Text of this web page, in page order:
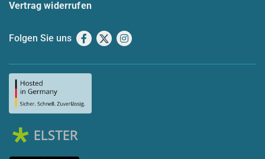
Vertrag widerrufen
Folgen Sie uns Facebook
X Instagram